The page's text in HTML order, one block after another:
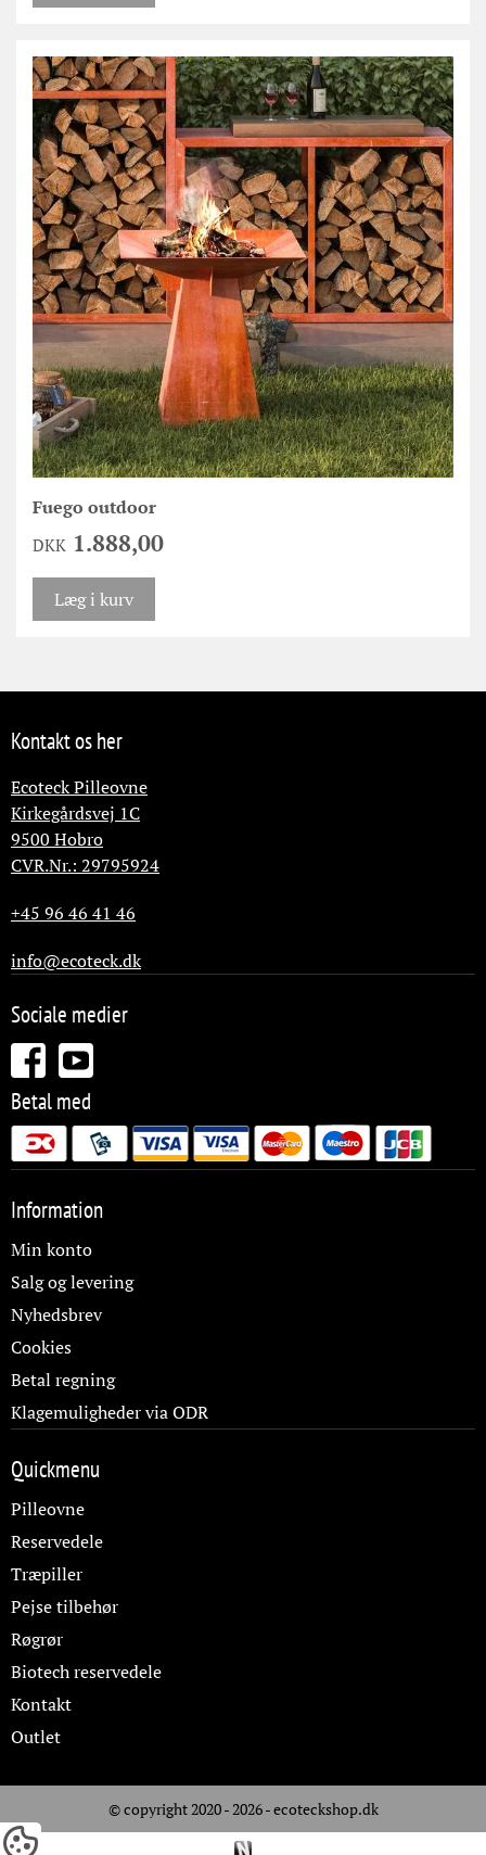
Fuego outdoor
DKK 1.888,00
Læg i kurv
Kontakt os her
Ecoteck Pilleovne
Kirkegårdsvej 1C
9500 Hobro
CVR.Nr.: 29795924
+45 96 46 41 46
info@ecoteck.dk
Sociale medier
Betal med
Information
Min konto
Salg og levering
Nyhedsbrev
Cookies
Betal regning
Klagemuligheder via ODR
Quickmenu
Pilleovne
Reservedele
Træpiller
Pejse tilbehør
Røgrør
Biotech reservedele
Kontakt
Outlet
© copyright 2020 - 2026 -ecoteckshop.dk